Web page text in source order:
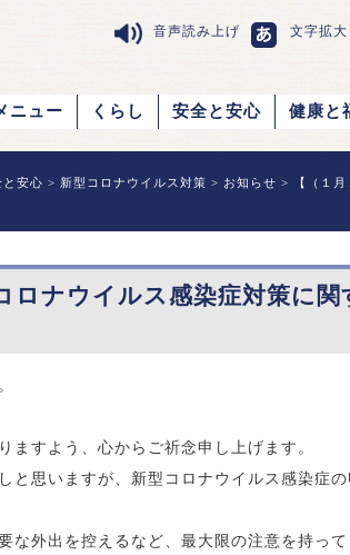
音声読み上げ 文字拡大
ニュー くらし 安全と安心 健康と
と安心 > 新型コロナウイルス対策 > お知らせ > 【（１月
ロナウイルス感染症対策に
ますよう、心からご祈念申し上げます。
と思いますが、新型コロナウイルス感染症
な外出を控えるなど、最大限の注意を持っ